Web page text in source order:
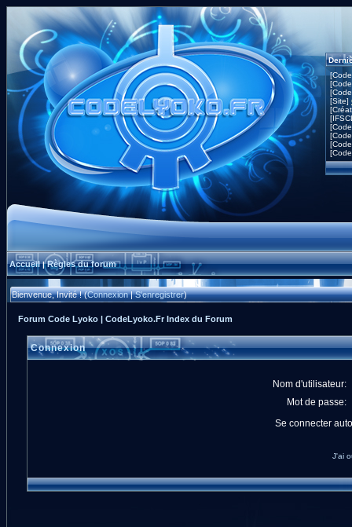
[Site]
Accueil|Règles du forum
Bienvenue, Invité ! (Connexion|S'enregistrer)
Forum Code Lyoko | CodeLyoko.Fr Index du Forum
Connexion
Nom d'utilisateur:
Mot de passe:
Se connecter
J'ai